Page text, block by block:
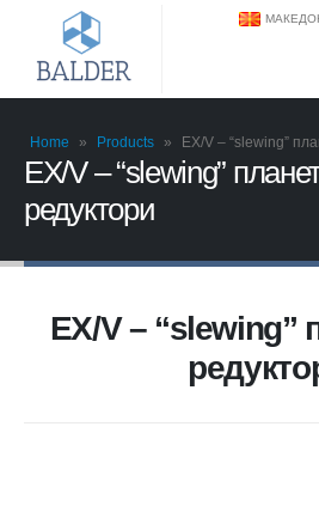
Home » Products » EX/V – “slewing”
EX/V – “slewing”
редуктори
EX/V – “slewing”